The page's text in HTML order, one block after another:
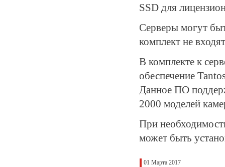
SSD для
Серверы могут
комплект не
В комплекте к
обеспечение
Данное ПО
2000 моделей
При
может быть
01 Марта 2017